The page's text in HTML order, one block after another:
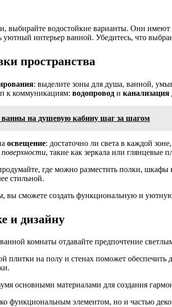
выбирайте водостойкие варианты. Они
уютный интерьер ванной. Убедитесь, что
пространства
: выделите зоны для душа, ванной,
к коммуникациям: водопровод и канализация
ванны на душевую кабину шаг за шагом
освещение: достаточно ли света в каждой
, такие как зеркала или глянцевые
где можно разместить полки,
стильной.
вы сможете создать функциональную и
и дизайну
комнаты отдавайте предпочтение
плитки на полу и стенах поможет
основными материалами для создания
функциональным элементом, но и частью